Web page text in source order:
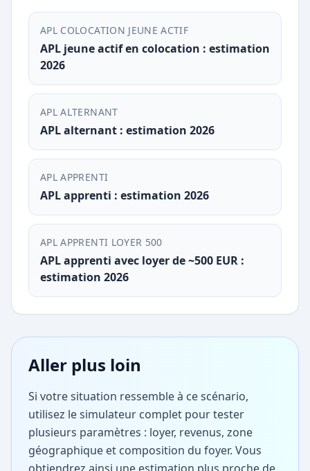
APL COLOCATION JEUNE ACTIF
APL jeune actif en colocation : estimation
2026
APL ALTERNANT
APL alternant : estimation 2026
APL APPRENTI
APL apprenti : estimation 2026
APL APPRENTI LOYER 500
APL apprenti avec loyer de ~500 EUR :
estimation 2026
Aller plus loin
Si votre situation ressemble à ce scénario,
utilisez le simulateur complet pour tester
plusieurs paramètres : loyer, revenus, zone
géographique et composition du foyer. Vous